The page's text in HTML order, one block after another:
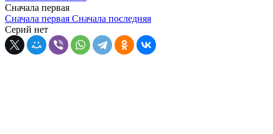
Сначала первая
Сначала первая Сначала последняя
Серий нет